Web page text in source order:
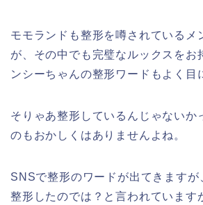
モモランドも整形を噂されているメ
が、その中でも完璧なルックスをお
ンシーちゃんの整形ワードもよく目
そりゃあ整形しているんじゃないか
のもおかしくはありませんよね。
SNSで整形のワードが出てきますが
整形したのでは？と言われています